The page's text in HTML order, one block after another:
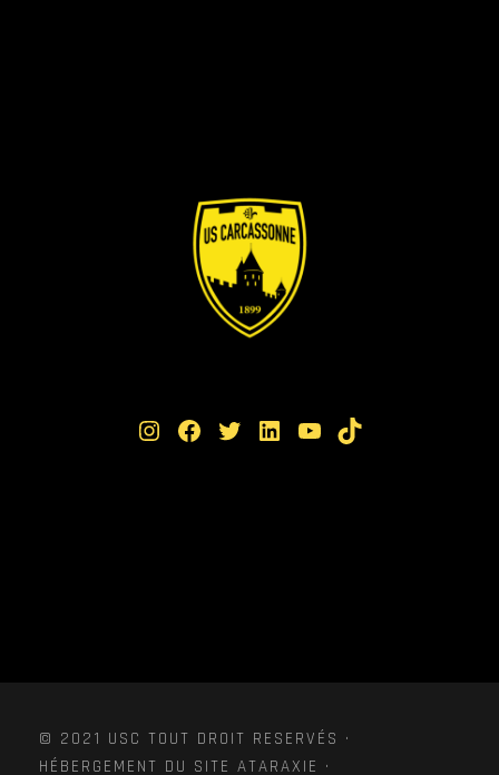
Instagram Facebook Twitter LinkedIn YouTube TikTok
© 2021 USC TOUT DROIT RESERVÉS ·
HÉBERGEMENT DU SITE ATARAXIE ·